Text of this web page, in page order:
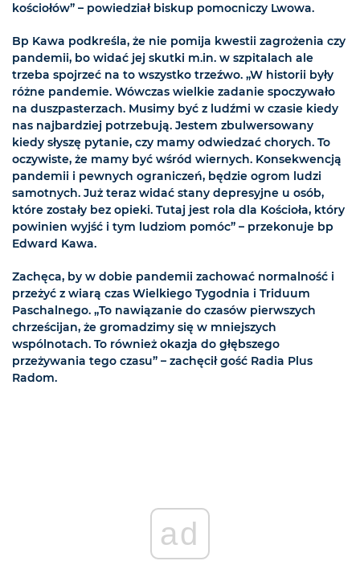
kościołów” – powiedział biskup pomocniczy Lwowa.
Bp Kawa podkreśla, że nie pomija kwestii zagrożenia czy
pandemii, bo widać jej skutki m.in. w szpitalach ale
trzeba spojrzeć na to wszystko trzeźwo. „W historii były
różne pandemie. Wówczas wielkie zadanie spoczywało
na duszpasterzach. Musimy być z ludźmi w czasie kiedy
nas najbardziej potrzebują. Jestem zbulwersowany
kiedy słyszę pytanie, czy mamy odwiedzać chorych. To
oczywiste, że mamy być wśród wiernych. Konsekwencją
pandemii i pewnych ograniczeń, będzie ogrom ludzi
samotnych. Już teraz widać stany depresyjne u osób,
które zostały bez opieki. Tutaj jest rola dla Kościoła, który
powinien wyjść i tym ludziom pomóc” – przekonuje bp
Edward Kawa.
Zachęca, by w dobie pandemii zachować normalność i
przeżyć z wiarą czas Wielkiego Tygodnia i Triduum
Paschalnego. „To nawiązanie do czasów pierwszych
chrześcijan, że gromadzimy się w mniejszych
wspólnotach. To również okazja do głębszego
przeżywania tego czasu” – zachęcił gość Radia Plus
Radom.
ad